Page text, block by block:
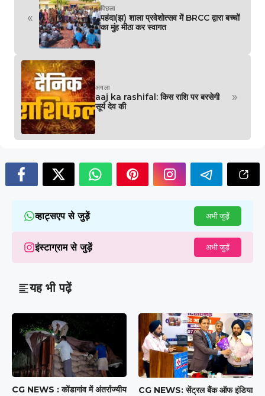
«
पिछला
पहंदा(झ) शाला प्रवेशोत्सव में BRCC द्वारा बच्चों
का मुंह मीठा कर स्वागत
अगला
aaj ka rashifal: किस राशि पर बरसेगी
सूर्य देव की
»
व्हाट्सएप से जुड़ें अभी जुड़ें
इंस्टाग्राम से जुड़ें अभी जुड़ें
यह भी पढ़ें
CG NEWS : कोंडागांव में अंतर्राज्यीय
CG NEWS: सेंट्रल बैंक ऑफ इंडिया